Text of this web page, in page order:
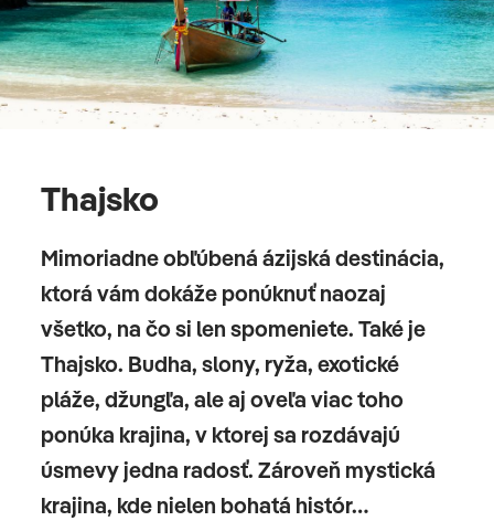
Thajsko
Mimoriadne obľúbená ázijská destinácia,
ktorá vám dokáže ponúknuť naozaj
všetko, na čo si len spomeniete. Také je
Thajsko. Budha, slony, ryža, exotické
pláže, džungľa, ale aj oveľa viac toho
ponúka krajina, v ktorej sa rozdávajú
úsmevy jedna radosť. Zároveň mystická
krajina, kde nielen bohatá histór…